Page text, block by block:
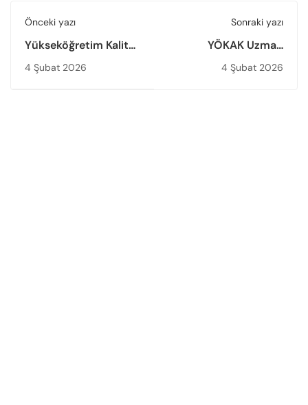
Önceki yazı
Yükseköğretim Kalite
Kurulunda Yeni
4 Şubat 2026
Sonraki yazı
YÖKAK Uzman
Yardımcılığı Sözlü
4 Şubat 2026